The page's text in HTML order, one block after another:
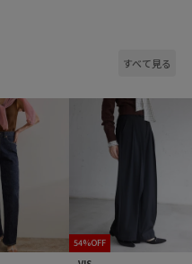
すべて見る
54%OFF